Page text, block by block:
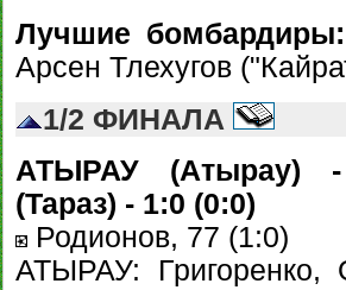
Лучшие бомбардиры:
Арсен Тлехугов
1/2 ФИНАЛА
АТЫРАУ (Атырау)
(Тараз) - 1:0 (0:0)
Родионов, 77 (1:0)
АТЫРАУ: Григоренко,